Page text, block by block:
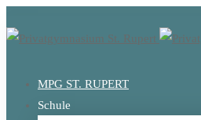
MPG ST. RUPERT
Schule